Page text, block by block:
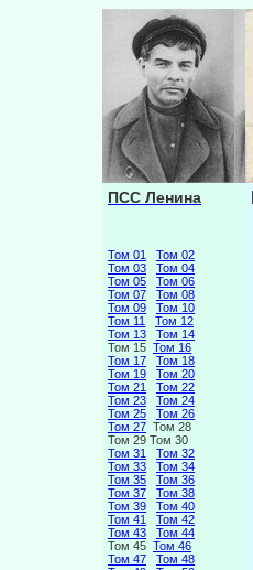
ПСС Ленина
Том 01
Том 02
Том 03
Том 04
Том 05
Том 06
Том 07
Том 08
Том 09
Том 10
Том 11
Том 12
Том 13
Том 14
Том 15 Том 16
Том 17
Том 18
Том 19
Том 20
Том 21
Том 22
Том 23
Том 24
Том 25
Том 26
Том 27 Том 28
Том 29 Том 30
Том 31
Том 32
Том 33
Том 34
Том 35
Том 36
Том 37
Том 38
Том 39
Том 40
Том 41
Том 42
Том 43
Том 44
Том 45 Том 46
Том 47
Том 48